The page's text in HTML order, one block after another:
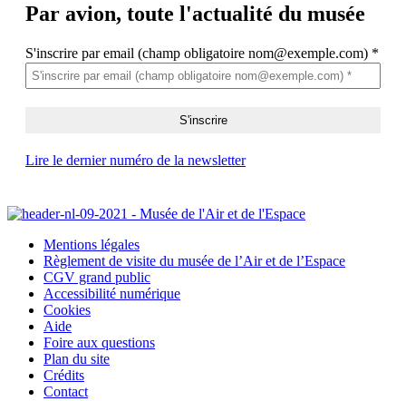
Par avion, toute l'actualité du musée
S'inscrire par email (champ obligatoire nom@exemple.com) *
Lire le dernier numéro de la newsletter
Mentions légales
Règlement de visite du musée de l’Air et de l’Espace
CGV grand public
Accessibilité numérique
Cookies
Aide
Foire aux questions
Plan du site
Crédits
Contact